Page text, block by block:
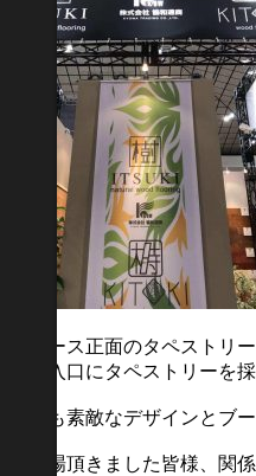
③ブース正面のタペストリー
正面入口にタペストリーを
今年も素敵なデザインとブ
ご来場頂きました皆様、関